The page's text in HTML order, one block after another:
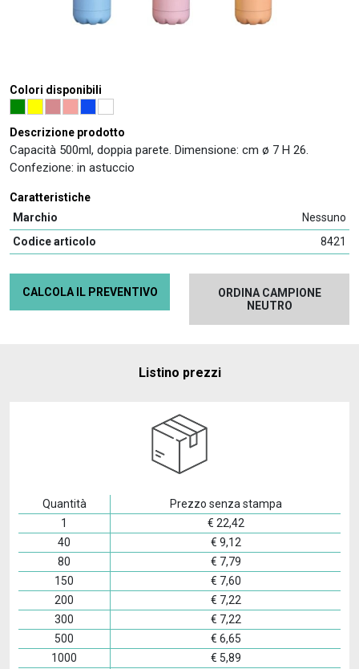
Descrizione prodotto
Capacità 500ml, doppia parete. Dimensione: cm ø 7 H 26.
Confezione: in astuccio
Caratteristiche
Marchio
Nessuno
Codice articolo
8421
Colori disponibili
CALCOLA IL PREVENTIVO
ORDINA CAMPIONE
NEUTRO
Listino prezzi
Quantità
Prezzo senza stampa
1
€ 22,42
40
€ 9,12
80
€ 7,79
150
€ 7,60
200
€ 7,22
300
€ 7,22
500
€ 6,65
1000
€ 5,89